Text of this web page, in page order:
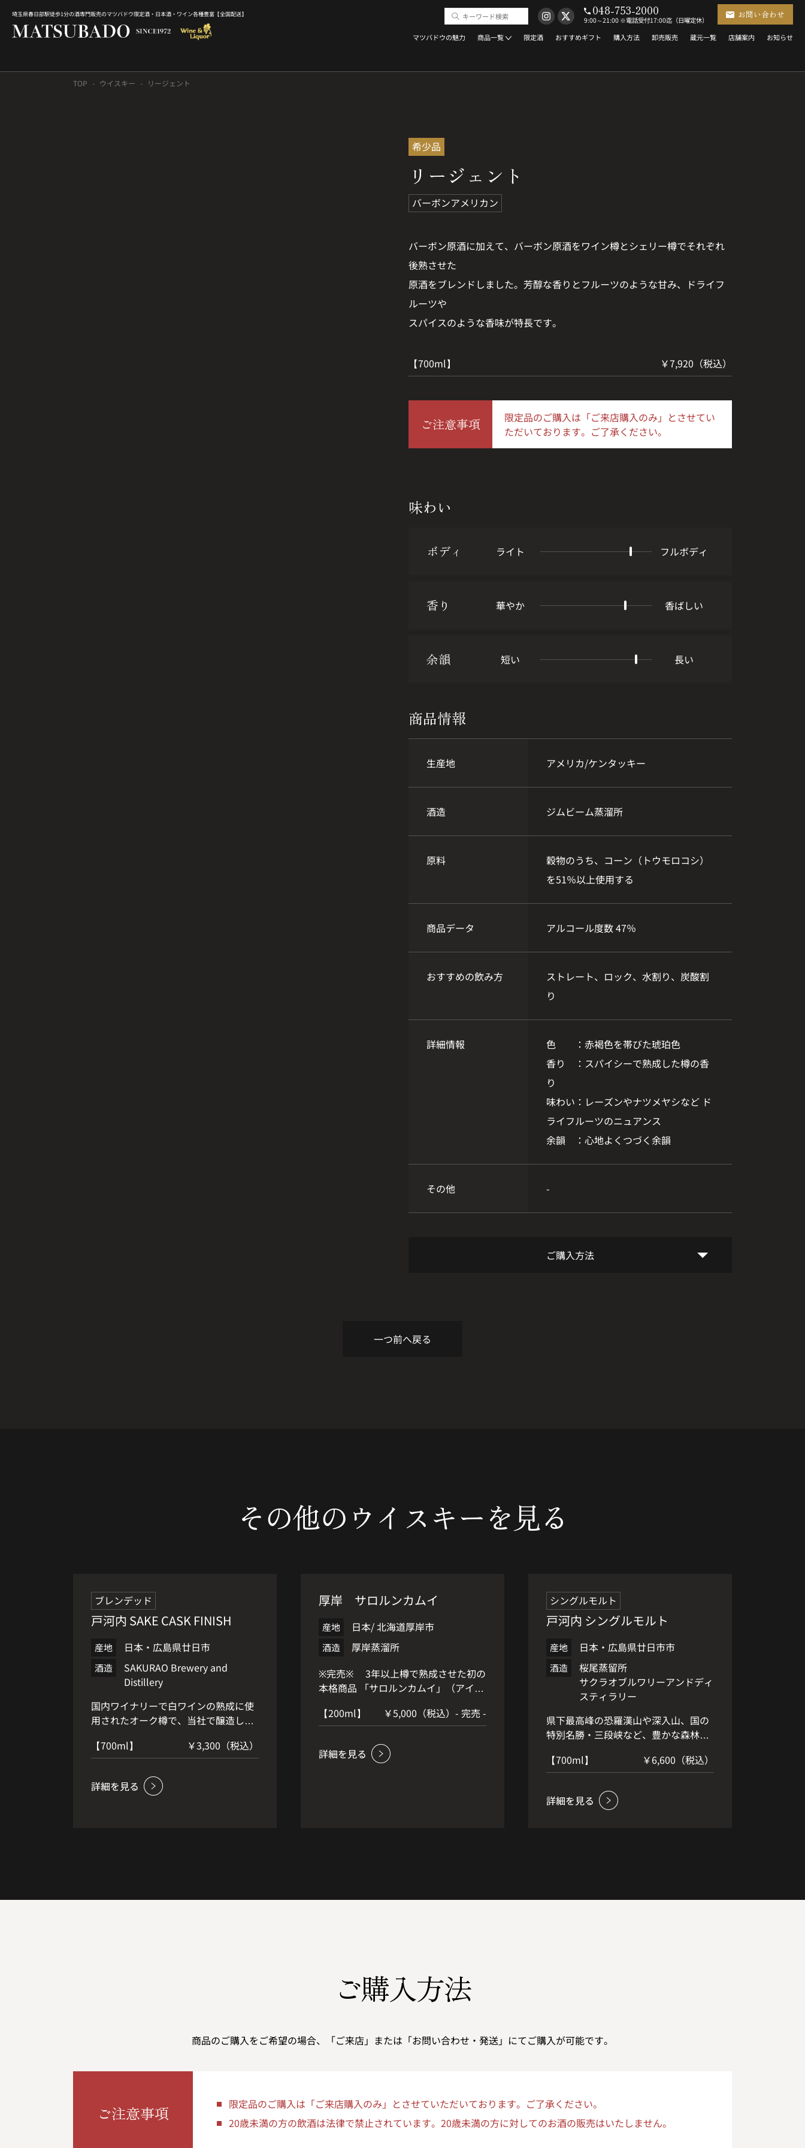
埼玉県春日部駅徒歩1分の酒専門販売のマツバドウ限定酒・日本酒・ワイン各種豊富【全国配送】 048-753-2000
9:00～21:00 ※電話受付17:00迄（日曜定休）
お問い合わせ
マツバドウの魅力 商品一覧 限定酒 おすすめギフト 購入方法 卸売販売 蔵元一覧 店舗案内 お知らせ
TOP ウイスキー リージェント
希少品
リージェント
バーボンアメリカン
バーボン原酒に加えて、バーボン原酒をワイン樽とシェリー樽でそれぞれ
後熟させた
原酒をブレンドしました。芳醇な香りとフルーツのような甘み、ドライフ
ルーツや
スパイスのような香味が特長です。
【700ml】 ￥7,920（税込）
ご注意事項
限定品のご購入は「ご来店購入のみ」とさせてい
ただいております。ご了承ください。
味わい
ボディ ライト フルボディ
香り 華やか 香ばしい
余韻 短い 長い
商品情報
生産地 アメリカ/ケンタッキー
酒造 ジムビーム蒸溜所
原料
穀物のうち、コーン（トウモロコシ）
を51％以上使用する
商品データ アルコール度数 47％
おすすめの飲み方
ストレート、ロック、水割り、炭酸割
り
詳細情報
色 ：赤褐色を帯びた琥珀色
香り ：スパイシーで熟成した樽の香
り
味わい：レーズンやナツメヤシなど ド
ライフルーツのニュアンス
余韻 ：心地よくつづく余韻
その他 -
ご購入方法
一つ前へ戻る
その他のウイスキーを見る
ブレンデッド
戸河内 SAKE CASK FINISH
産地 日本・広島県廿日市
酒造
SAKURAO Brewery and
Distillery
国内ワイナリーで白ワインの熟成に使
用されたオーク樽で、当社で醸造した
（Sake Cask）で戸河内ウイスキーを
後熟（ウッドフィニッシュ）させまし
た。白ワインやSakeに由来する軽やか
なフルーツの香りと適度な酸味にウッ
【700ml】 ￥3,300（税込）
厚岸 サロルンカムイ
産地 日本/ 北海道厚岸市
酒造
厚岸蒸溜所
※完売※ 3年以上樽で熟成させた初の
本格商品 「サロルンカムイ」（アイヌ
稼働初年に蒸留した原酒が、本場・ス
コットランドで「ウイスキー」と名乗
れる熟成期間3年を経過。希少な初年
産原酒を100％使った記念碑的な商品
【200ml】 ￥5,000（税込）- 完売 -
シングルモルト
戸河内 シングルモルト
産地 日本・広島県廿日市市
酒造
桜尾蒸留所
サクラオブルワリーアンドディ
スティラリー
県下最高峰の恐羅漢山や深入山、国の
特別名勝・三段峡など、豊かな森林と
際立つ安芸太田町戸河内。そんな山あ
いの地にあり、かつて鉄道用として使
われていたトンネルを生かした戸河内
貯蔵庫で熟成。四季を通じて冷涼な気
【700ml】 ￥6,600（税込）
ご購入方法
商品のご購入をご希望の場合、「ご来店」または「お問い合わせ・発送」にてご購入が可能です。
ご注意事項
限定品のご購入は「ご来店購入のみ」とさせていただいております。ご了承ください。
20歳未満の方の飲酒は法律で禁止されています。20歳未満の方に対してのお酒の販売はいたしません。